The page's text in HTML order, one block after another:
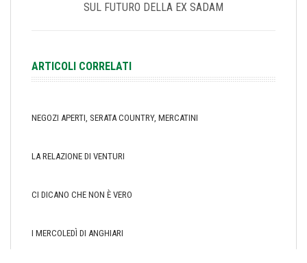
SUL FUTURO DELLA EX SADAM
ARTICOLI CORRELATI
NEGOZI APERTI, SERATA COUNTRY, MERCATINI
LA RELAZIONE DI VENTURI
CI DICANO CHE NON È VERO
I MERCOLEDÌ DI ANGHIARI